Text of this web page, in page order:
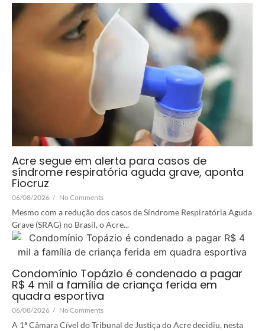
Acre segue em alerta para casos de
síndrome respiratória aguda grave, aponta
Fiocruz
06/08/2026 / No Comments
Mesmo com a redução dos casos de Síndrome Respiratória Aguda
Grave (SRAG) no Brasil, o Acre...
Condomínio Topázio é condenado a pagar
R$ 4 mil a família de criança ferida em
quadra esportiva
06/08/2026 / No Comments
A 1ª Câmara Cível do Tribunal de Justiça do Acre decidiu, nesta